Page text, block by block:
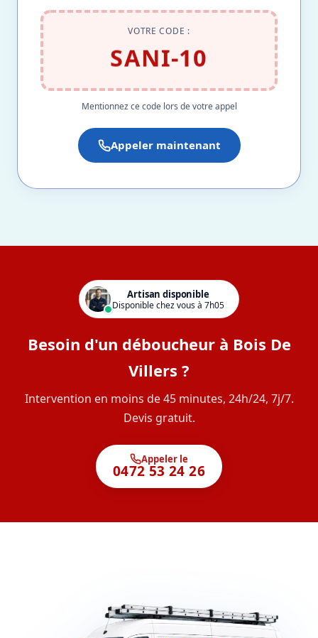
VOTRE CODE :
SANI-10
Mentionnez ce code lors de votre appel
Appeler maintenant
Artisan disponible
Disponible chez vous à 7h05
Besoin d'un déboucheur à Bois De
Villers ?
Intervention en moins de 45 minutes, 24h/24, 7j/7.
Devis gratuit.
Appeler le
0472 53 24 26